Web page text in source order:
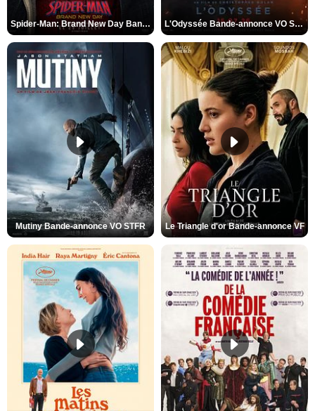
Spider-Man: Brand New Day Bande-annonce VO STFR L'Odyssée Bande-annonce VO STFR
Mutiny Bande-annonce VO STFR Le Triangle d'or Bande-annonce VF